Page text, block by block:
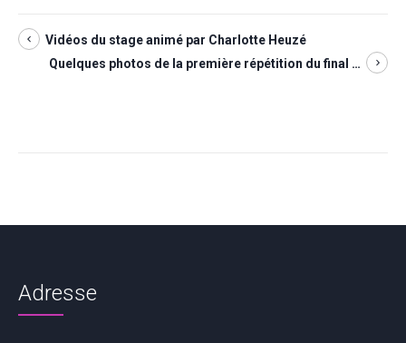
Vidéos du stage animé par Charlotte Heuzé
Quelques photos de la première répétition du final …
Adresse